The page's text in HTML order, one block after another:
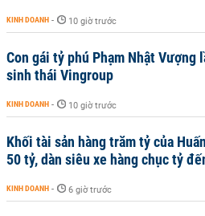
KINH DOANH - 10 giờ trước
Con gái tỷ phú Phạm Nhật Vượng
sinh thái Vingroup
KINH DOANH - 10 giờ trước
Khối tài sản hàng trăm tỷ của
50 tỷ, dàn siêu xe hàng chục tỷ
KINH DOANH - 6 giờ trước